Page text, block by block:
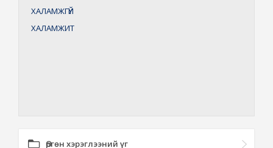
ХАЛАМЖГҮЙ
ХАЛАМЖИТ
Өргөн хэрэглээний үг